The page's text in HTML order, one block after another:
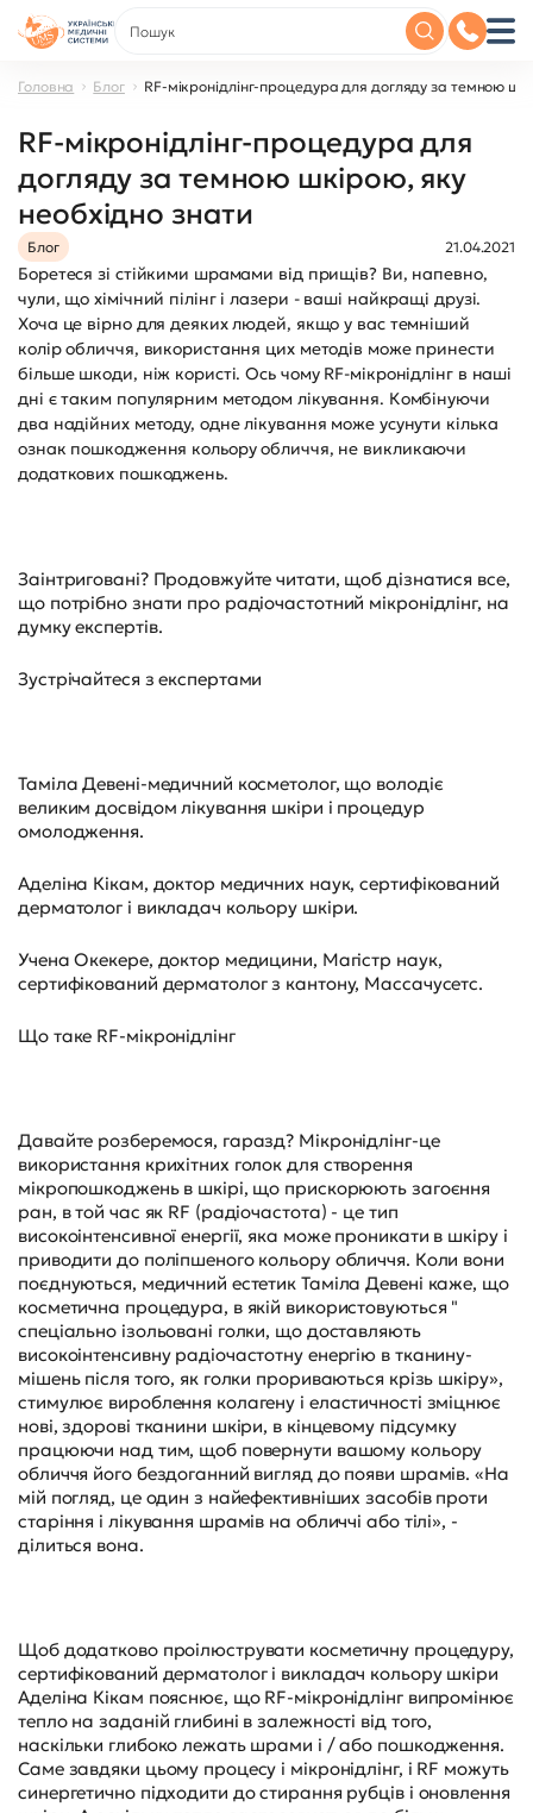
Головна Блог RF-мікронідлінг-процедура для догляду за темною
RF-мікронідлінг-процедура для
догляду за темною шкірою, яку
необхідно знати
Блог 21.04.2021
Боретеся зі стійкими шрамами від прищів? Ви, напевно,
чули, що хімічний пілінг і лазери - ваші найкращі друзі.
Хоча це вірно для деяких людей, якщо у вас темніший
колір обличчя, використання цих методів може принести
більше шкоди, ніж користі. Ось чому RF-мікронідлінг в наші
дні є таким популярним методом лікування. Комбінуючи
два надійних методу, одне лікування може усунути кілька
ознак пошкодження кольору обличчя, не викликаючи
додаткових пошкоджень.
Заінтриговані? Продовжуйте читати, щоб дізнатися все,
що потрібно знати про радіочастотний мікронідлінг, на
думку експертів.
Зустрічайтеся з експертами
Таміла Девені-медичний косметолог, що володіє
великим досвідом лікування шкіри і процедур
омолодження.
Аделіна Кікам, доктор медичних наук, сертифікований
дерматолог і викладач кольору шкіри.
Учена Окекере, доктор медицини, Магістр наук,
сертифікований дерматолог з кантону, Массачусетс.
Що таке RF-мікронідлінг
Давайте розберемося, гаразд? Мікронідлінг-це
використання крихітних голок для створення
мікропошкоджень в шкірі, що прискорюють загоєння
ран, в той час як RF (радіочастота) - це тип
високоінтенсивної енергії, яка може проникати в шкіру і
приводити до поліпшеного кольору обличчя. Коли вони
поєднуються, медичний естетик Таміла Девені каже, що
косметична процедура, в якій використовуються "
спеціально ізольовані голки, що доставляють
високоінтенсивну радіочастотну енергію в тканину-
мішень після того, як голки прориваються крізь шкіру»,
стимулює вироблення колагену і еластичності зміцнює
нові, здорові тканини шкіри, в кінцевому підсумку
працюючи над тим, щоб повернути вашому кольору
обличчя його бездоганний вигляд до появи шрамів. «На
мій погляд, це один з найефективніших засобів проти
старіння і лікування шрамів на обличчі або тілі», -
ділиться вона.
Щоб додатково проілюструвати косметичну процедуру,
сертифікований дерматолог і викладач кольору шкіри
Аделіна Кікам пояснює, що RF-мікронідлінг випромінює
тепло на заданій глибині в залежності від того,
наскільки глибоко лежать шрами і / або пошкодження.
Саме завдяки цьому процесу і мікронідлінг, і RF можуть
синергетично підходити до стирання рубців і оновлення